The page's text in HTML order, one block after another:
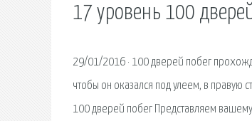
17 уровень 100
29/01/2016 · 100 дверей побег
чтобы он оказался под улеем, в правую
100 дверей побег Представляем